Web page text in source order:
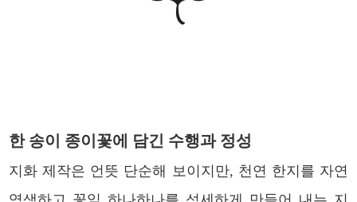
한 송이 종이꽃에 담긴 수행과 정성
지화 제작은 언뜻 단순해 보이지만, 천연 한지를 자연